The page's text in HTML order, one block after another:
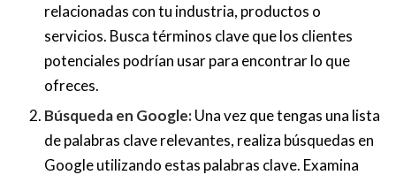
relacionadas con tu industria, productos o
servicios. Busca términos clave que los clientes
potenciales podrían usar para encontrar lo que
ofreces.
Búsqueda en Google:Una vez que tengas una lista
de palabras clave relevantes, realiza búsquedas en
Google utilizando estas palabras clave. Examina